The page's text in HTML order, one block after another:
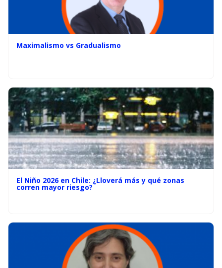
Maximalismo vs Gradualismo
El Niño 2026 en Chile: ¿Lloverá más y qué zonas
corren mayor riesgo?